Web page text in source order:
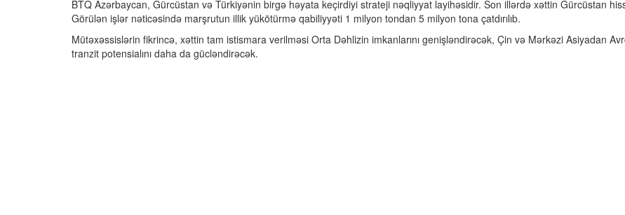
BTQ Azərbaycan, Gürcüstan və Türkiyənin birgə həyata keçirdiyi strateji nəqliyyat layihəsidir. Son illərdə xəttin Gürcüstan
Görülən işlər nəticəsində marşrutun illik yükötürmə qabiliyyəti 1 milyon tondan 5 milyon tona çatdırılıb.
Mütəxəssislərin fikrincə, xəttin tam istismara verilməsi Orta Dəhlizin imkanlarını genişləndirəcək, Çin və Mərkəzi Asiyadan
tranzit potensialını daha da gücləndirəcək.